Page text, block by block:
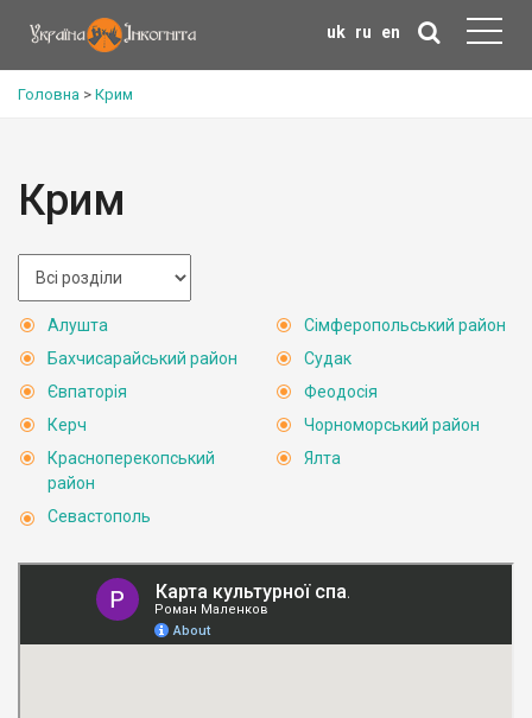
uk ru en
Головна > Крим
Крим
Алушта
Бахчисарайський район
Євпаторія
Керч
Красноперекопський
район
Севастополь
Сімферопольський район
Судак
Феодосія
Чорноморський район
Ялта